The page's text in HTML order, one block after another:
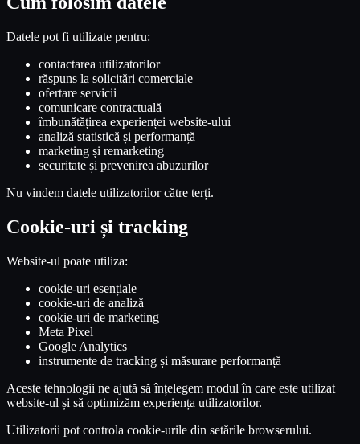
Datele pot fi utilizate pentru:
contactarea utilizatorilor
răspuns la solicitări comerciale
ofertare servicii
comunicare contractuală
îmbunătățirea experienței website-ului
analiză statistică și performanță
marketing și remarketing
securitate și prevenirea abuzurilor
Nu vindem datele utilizatorilor către terți.
Cookie-uri și tracking
Website-ul poate utiliza:
cookie-uri esențiale
cookie-uri de analiză
cookie-uri de marketing
Meta Pixel
Google Analytics
instrumente de tracking și măsurare performanță
Aceste tehnologii ne ajută să înțelegem modul în care este utilizat
website-ul și să optimizăm experiența utilizatorilor.
Utilizatorii pot controla cookie-urile din setările browserului.